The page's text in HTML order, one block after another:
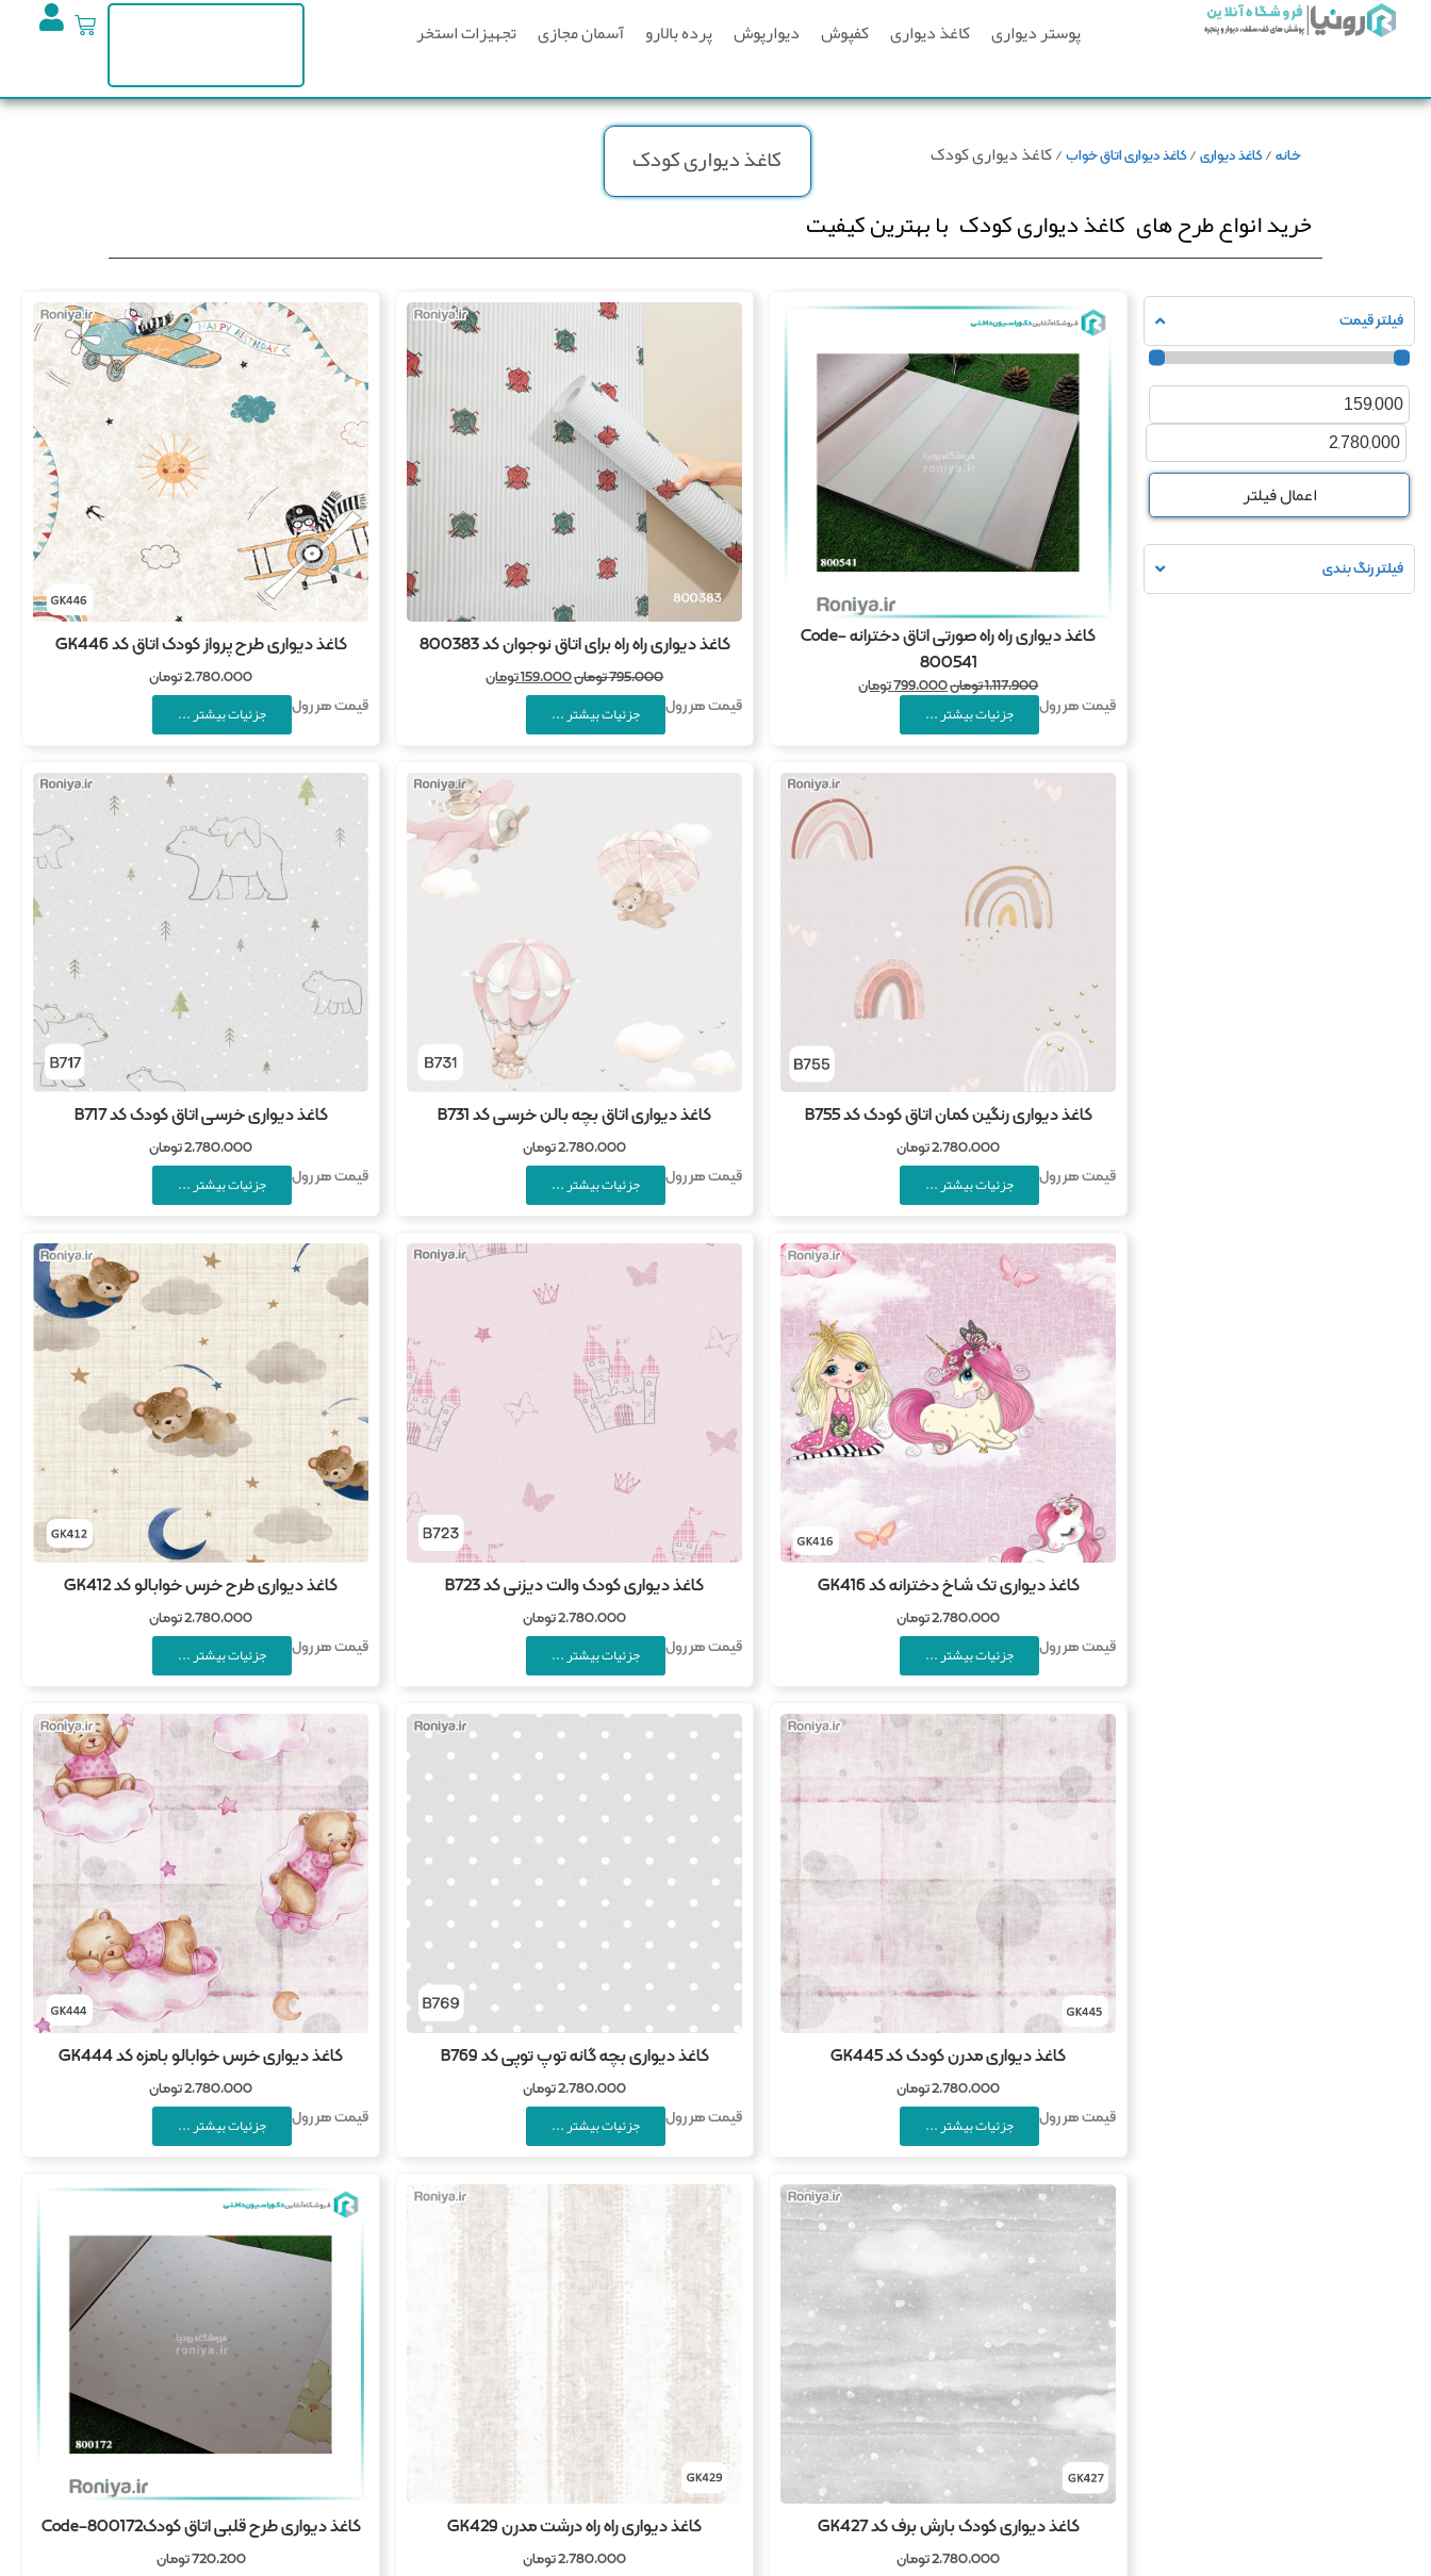
پوستر دیواری کاغذ دیواری کفپوش دیوارپوش پرده بالارو آسمان مجازی تجهیزات استخر
خانه /کاغذ دیواری /کاغذ دیواری اتاق خواب / کاغذ دیواری کودک کاغذ دیواری کودک
خرید انواع طرح های کاغذ دیواری کودک با بهترین کیفیت
فیلتر قیمت
اعمال فیلتر
فیلتر رنگ بندی
کاغذ دیواری راه راه صورتی اتاق دخترانه Code-
800541
1,117,900تومان799,000تومان
قیمت هر رول
جزئیات بیشتر ...
کاغذ دیواری راه راه برای اتاق نوجوان کد 800383
795,000تومان159,000تومان
قیمت هر رول
جزئیات بیشتر ...
کاغذ دیواری طرح پرواز کودک اتاق کد GK446
2,780,000تومان
قیمت هر رول
جزئیات بیشتر ...
کاغذ دیواری رنگین کمان اتاق کودک کد B755
2,780,000تومان
قیمت هر رول
جزئیات بیشتر ...
کاغذ دیواری اتاق بچه بالن خرسی کد B731
2,780,000تومان
قیمت هر رول
جزئیات بیشتر ...
کاغذ دیواری خرسی اتاق کودک کد B717
2,780,000تومان
قیمت هر رول
جزئیات بیشتر ...
کاغذ دیواری تک شاخ دخترانه کد GK416
2,780,000تومان
قیمت هر رول
جزئیات بیشتر ...
کاغذ دیواری کودک والت دیزنی کد B723
2,780,000تومان
قیمت هر رول
جزئیات بیشتر ...
کاغذ دیواری طرح خرس خوابالو کد GK412
2,780,000تومان
قیمت هر رول
جزئیات بیشتر ...
کاغذ دیواری مدرن کودک کد GK445
2,780,000تومان
قیمت هر رول
جزئیات بیشتر ...
کاغذ دیواری بچه گانه توپ توپی کد B769
2,780,000تومان
قیمت هر رول
جزئیات بیشتر ...
کاغذ دیواری خرس خوابالو بامزه کد GK444
2,780,000تومان
قیمت هر رول
جزئیات بیشتر ...
کاغذ دیواری کودک بارش برف کد GK427
2,780,000تومان
کاغذ دیواری راه راه درشت مدرن GK429
2,780,000تومان
کاغذ دیواری طرح قلبی اتاق کودکCode-800172
720,200تومان